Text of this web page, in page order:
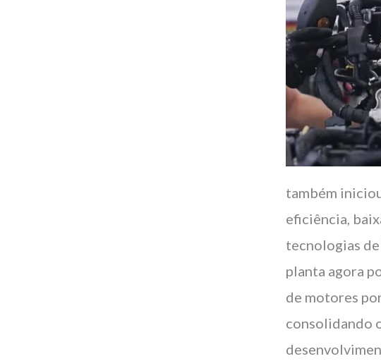
também
eficiência,
tecnologias de
planta agora
de motores
consolidando